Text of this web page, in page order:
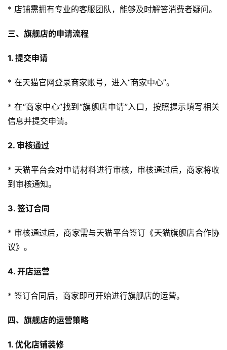
* 店铺需拥有专业的客服团队，能够及时解答消费者疑问。
三、旗舰店的申请流程
1. 提交申请
* 在天猫官网登录商家账号，进入“商家中心”。
* 在“商家中心”找到“旗舰店申请”入口，按照提示填写相关
信息并提交申请。
2. 审核通过
* 天猫平台会对申请材料进行审核，审核通过后，商家将收
到审核通知。
3. 签订合同
* 审核通过后，商家需与天猫平台签订《天猫旗舰店合作协
议》。
4. 开店运营
* 签订合同后，商家即可开始进行旗舰店的运营。
四、旗舰店的运营策略
1. 优化店铺装修